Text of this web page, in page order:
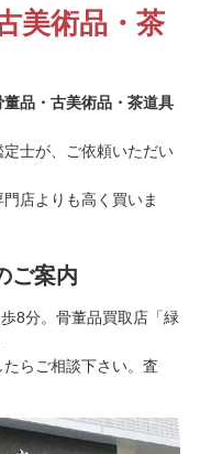
美術品・茶
董品・古美術品・茶道具
士が、ご依頼いただい
店よりも高く買いま
ご案内
8分。骨董品買取店「緑
らご相談下さい。査